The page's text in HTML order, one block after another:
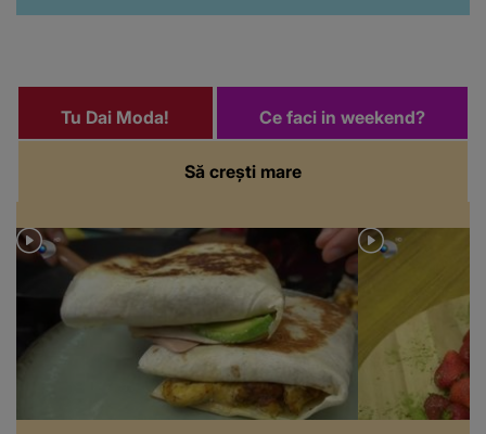
Să crești mare
Tu Dai Moda! Ce faci in weekend?